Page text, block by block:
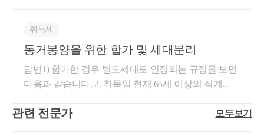
잘못이 있다고 판단됨
으로 보기 어려운 점, 청구인이 병중인 부모를 봉양하
12년부터는 요양병원에 장기간 입원·치료 중에 있어
사실상 동거봉양을 위한 세대합가 사유가 해소되었다
고 보이는 점 등에 비추어 청구인의 쟁점주택 양도는 1
다. 일단 예규에 따라 긍정적으로 볼 수 있을 것 같지만
로 보입니다 https://blog.naver.com/totwm/223695373955
합가 특례: 동거봉양 합가 특례 적용을 받기 위한 요건
과 통상적으로 인정되는 증빙서류는 무엇인지?-->주민
등록초본,등본 및 실제거주를 같이 하는 것을 입증할
다시 세대를 분리하면 부모님은 합가 전과 동일한 혜
취득세
동거봉양을 위한 합가 및 세대분리
답변1) 합가한 경우 별도세대로 인정되는 규정을 보면
다음과 같습니다. 2. 취득일 현재 65세 이상의 직계존
한 사람이 65세 미만인 경우를 포함한다)을 동거봉양
관련 전문가 모두보기